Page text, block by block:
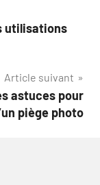
utilisations
Article suivant
astuces pour
piège photo